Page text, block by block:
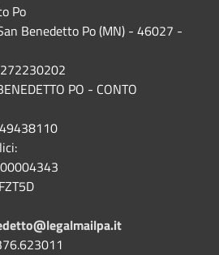
Po
Benedetto Po (MN) - 46027 -
PO - CONTO